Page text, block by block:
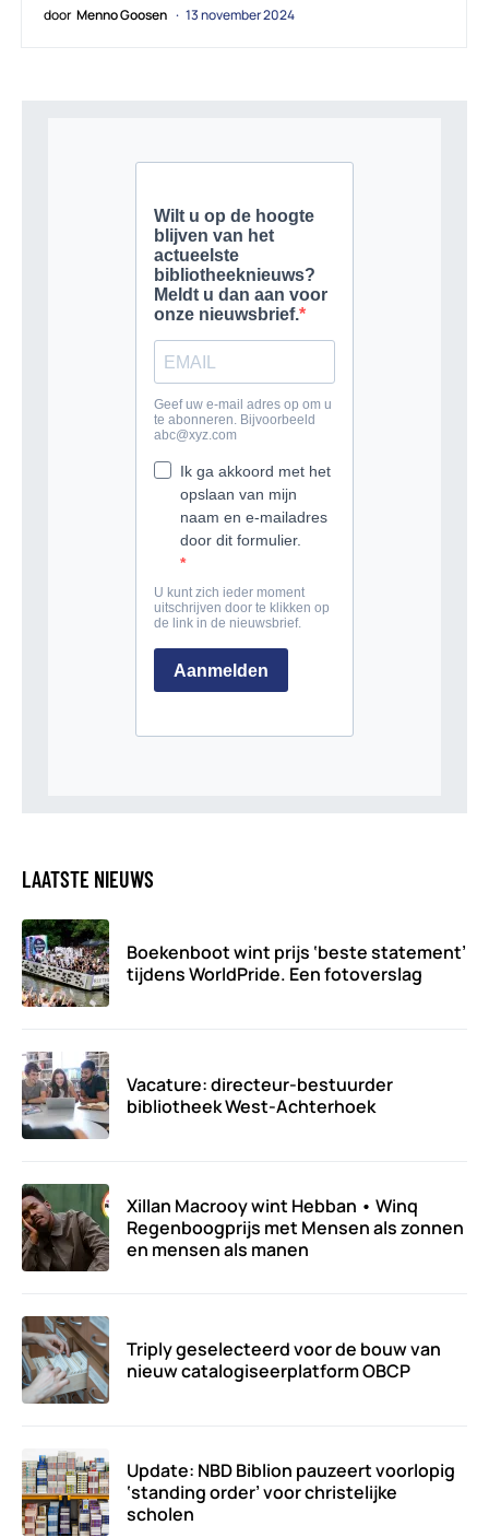
door Menno Goosen 13 november 2024
LAATSTE NIEUWS
Boekenboot wint prijs ‘beste statement’
tijdens WorldPride. Een fotoverslag
Vacature: directeur-bestuurder
bibliotheek West-Achterhoek
Xillan Macrooy wint Hebban • Winq
Regenboogprijs met Mensen als zonnen
en mensen als manen
Triply geselecteerd voor de bouw van
nieuw catalogiseerplatform OBCP
Update: NBD Biblion pauzeert voorlopig
‘standing order’ voor christelijke
scholen